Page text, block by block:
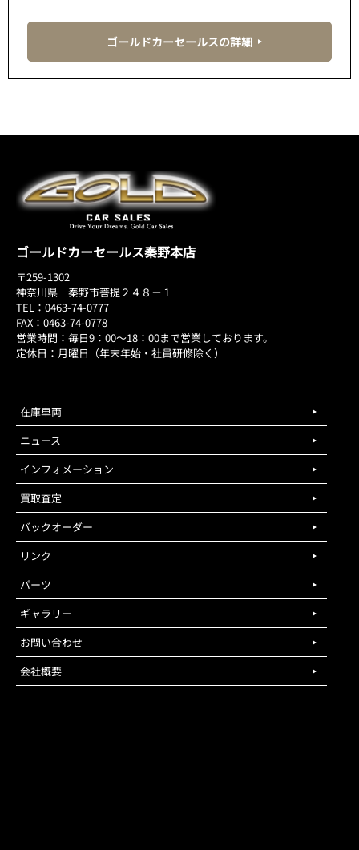
ゴールドカーセールスの詳細
ゴールドカーセールス秦野本店
〒259-1302
神奈川県 秦野市菩提２４８－１
TEL：0463-74-0777
FAX：0463-74-0778
営業時間：毎日9：00～18：00まで営業しております。
定休日：月曜日（年末年始・社員研修除く）
在庫車両
ニュース
インフォメーション
買取査定
バックオーダー
リンク
パーツ
ギャラリー
お問い合わせ
会社概要